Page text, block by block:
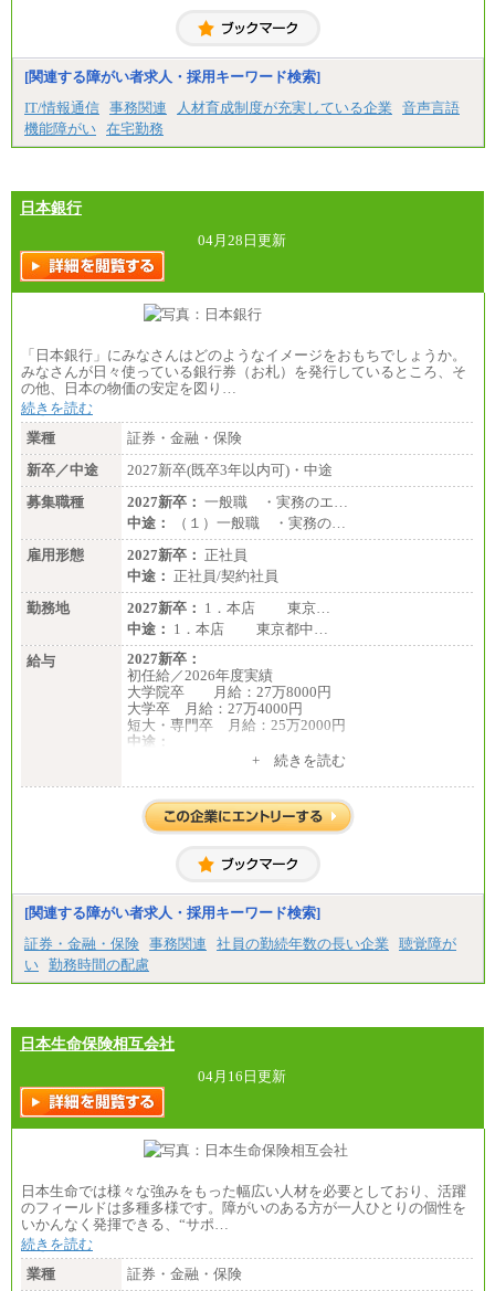
■(株)JTBコミュニケーションデザイン
総合職 月給230,000円
みなし残業手当：20,000円（一律支給）※みなし
残業手当の残業時間は10.43時間。
間に応じて、時間外手当等を支給。
エリアサポート職 月給188,000円
訪日事業職 月給202,000～227,000円＋地域間調整
給
※詳細はJTBキャリアサイトよりご確認ください。
■(株)JTBビジネストランスフォーム
総合職 月給205,000～225,000円＋地域間調整給
※詳細はJTBキャリアサイトよりご確認ください。
■(株)JTBデータサービス ※2027年新卒募集終了
※詳細はJTBキャリアサイトよりご確認ください。
■I&Jデジタルイノベーション(株)
総合職 月給224,500～242,600円＋地域手当
※詳細はJTBキャリアサイトよりご確認ください。
＜有期社員コース＞
■(株)JTBビジネストランスフォーム
有期契約職 月給185,000～195,000円
※詳細はJTBキャリアサイトよりご確認ください。
■(株)JTBパブリッシング ※2027年新卒募集終了
総合職 月給241,000円
中途：
①月給227,000円以上
②月給212,000円以上
③月給172,500円以上
④月給23万円～37万円
⑤月給20万円～25万円
⑥月給33万円～48万円
⑦月給271,000円以上
⑧～⑮月給200,000円〜月給400,000円
⑯月給185,000円以上
⑰月給237,000円以上
⑱月給212,000円以上
⑲東京：月給202,000 円以上 、京都：月給193,000 円
⑳月給205,000円以上
㉒月給185,000 円以上
㉓月給224,500円以上
※全コース共通※ 能力・経験・勤務地などにより
異なります
※試用期間中も給与に変更はございません。
[関連する障がい者求人・採用キーワード検索]
IT/情報通信 事務関連 人材育成制度が充実している企業
音声言語
機能障がい 在宅勤務
日本銀行
04月28日更新
「日本銀行」にみなさんはどのようなイメージをおもちでしょうか。
みなさんが日々使っている銀行券（お札）を発行しているところ、そ
の他、日本の物価の安定を図り…
続きを読む
業種
証券・金融・保険
新卒／中途
2027新卒(既卒3年以内可)・中途
募集職種
2027新卒： 一般職 ・実務のエ…
中途：
（１）一般職 ・実務の…
雇用形態
2027新卒： 正社員
中途： 正社員/契約社員
勤務地
2027新卒： 1．本店 東京…
中途： 1．本店 東京都中…
給与
2027新卒：
初任給／2026年度実績
大学院卒 月給：27万8000円
大学卒 月給：27万4000円
短大・専門卒 月給：25万2000円
中途：
※職務経験等を考慮し決定いたします。
※試用期間中も給与に変更はございません
+ 続きを読む
[関連する障がい者求人・採用キーワード検索]
証券・金融・保険 事務関連 社員の勤続年数の長い企業
聴覚障が
い 勤務時間の配慮
日本生命保険相互会社
04月16日更新
日本生命では様々な強みをもった幅広い人材を必要としており、活躍
のフィールドは多種多様です。障がいのある方が一人ひとりの個性を
いかんなく発揮できる、“サポ…
続きを読む
業種
証券・金融・保険